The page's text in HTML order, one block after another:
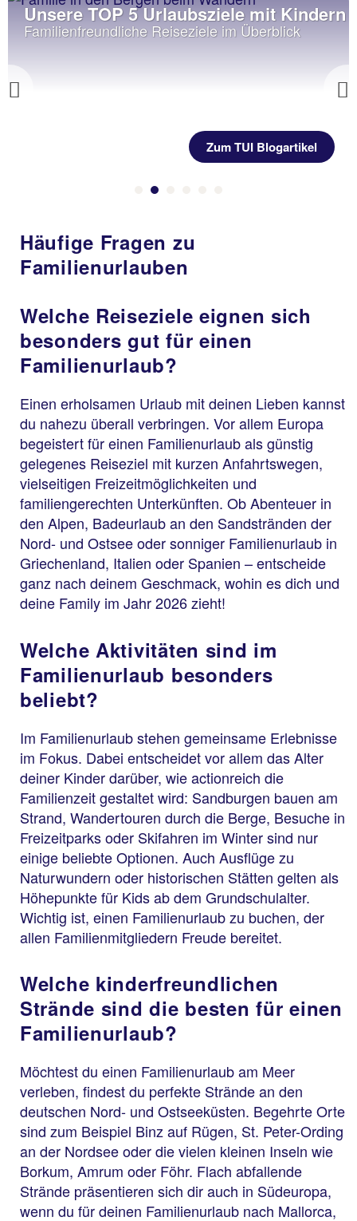
Previous
Unsere TOP 5 Urlaubsziele mit Kindern
Familienfreundliche Reiseziele im Überblick
Zum TUI Blogartikel
Häufige Fragen zu
Familienurlauben
Welche Reiseziele eignen sich
besonders gut für einen
Familienurlaub?
Einen erholsamen Urlaub mit deinen Lieben kannst
du nahezu überall verbringen. Vor allem Europa
begeistert für einen Familienurlaub als günstig
gelegenes Reiseziel mit kurzen Anfahrtswegen,
vielseitigen Freizeitmöglichkeiten und
familiengerechten Unterkünften. Ob Abenteuer in
den Alpen, Badeurlaub an den Sandstränden der
Nord- und Ostsee oder sonniger Familienurlaub in
Griechenland, Italien oder Spanien – entscheide
ganz nach deinem Geschmack, wohin es dich und
deine Family im Jahr 2026 zieht!
Welche Aktivitäten sind im
Familienurlaub besonders
beliebt?
Im Familienurlaub stehen gemeinsame Erlebnisse
im Fokus. Dabei entscheidet vor allem das Alter
deiner Kinder darüber, wie actionreich die
Familienzeit gestaltet wird: Sandburgen bauen am
Strand, Wandertouren durch die Berge, Besuche in
Freizeitparks oder Skifahren im Winter sind nur
einige beliebte Optionen. Auch Ausflüge zu
Naturwundern oder historischen Stätten gelten als
Höhepunkte für Kids ab dem Grundschulalter.
Wichtig ist, einen Familienurlaub zu buchen, der
allen Familienmitgliedern Freude bereitet.
Welche kinderfreundlichen
Strände sind die besten für einen
Familienurlaub?
Möchtest du einen Familienurlaub am Meer
verleben, findest du perfekte Strände an den
deutschen Nord- und Ostseeküsten. Begehrte Orte
sind zum Beispiel Binz auf Rügen, St. Peter-Ording
an der Nordsee oder die vielen kleinen Inseln wie
Borkum, Amrum oder Föhr. Flach abfallende
Strände präsentieren sich dir auch in Südeuropa,
wenn du für deinen Familienurlaub nach Mallorca,